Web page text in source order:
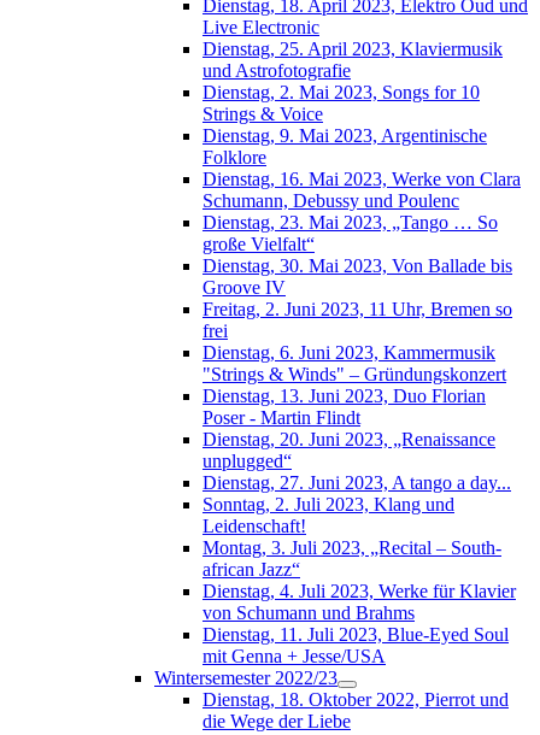
Dienstag, 18. April 2023, Elektro Oud und
Live Electronic
Dienstag, 25. April 2023, Klaviermusik
und Astrofotografie
Dienstag, 2. Mai 2023, Songs for 10
Strings & Voice
Dienstag, 9. Mai 2023, Argentinische
Folklore
Dienstag, 16. Mai 2023, Werke von Clara
Schumann, Debussy und Poulenc
Dienstag, 23. Mai 2023, „Tango … So
große Vielfalt“
Dienstag, 30. Mai 2023, Von Ballade bis
Groove IV
Freitag, 2. Juni 2023, 11 Uhr, Bremen so
frei
Dienstag, 6. Juni 2023, Kammermusik
"Strings & Winds" – Gründungskonzert
Dienstag, 13. Juni 2023, Duo Florian
Poser - Martin Flindt
Dienstag, 20. Juni 2023, „Renaissance
unplugged“
Dienstag, 27. Juni 2023, A tango a day...
Sonntag, 2. Juli 2023, Klang und
Leidenschaft!
Montag, 3. Juli 2023, „Recital – South-
african Jazz“
Dienstag, 4. Juli 2023, Werke für Klavier
von Schumann und Brahms
Dienstag, 11. Juli 2023, Blue-Eyed Soul
mit Genna + Jesse/USA
Wintersemester 2022/23
Dienstag, 18. Oktober 2022, Pierrot und
die Wege der Liebe